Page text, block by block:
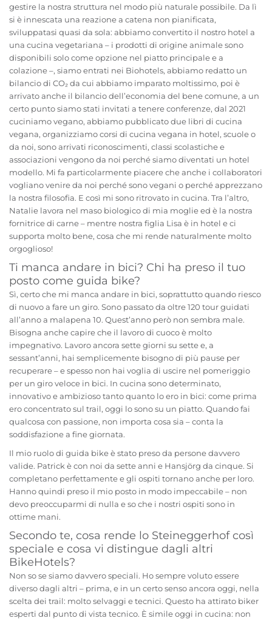
gestire la nostra struttura nel modo più naturale possibile. Da lì
si è innescata una reazione a catena non pianificata,
sviluppatasi quasi da sola: abbiamo convertito il nostro hotel a
una cucina vegetariana – i prodotti di origine animale sono
disponibili solo come opzione nel piatto principale e a
colazione –, siamo entrati nei Biohotels, abbiamo redatto un
bilancio di CO₂ da cui abbiamo imparato moltissimo, poi è
arrivato anche il bilancio dell’economia del bene comune, a un
certo punto siamo stati invitati a tenere conferenze, dal 2021
cuciniamo vegano, abbiamo pubblicato due libri di cucina
vegana, organizziamo corsi di cucina vegana in hotel, scuole o
da noi, sono arrivati riconoscimenti, classi scolastiche e
associazioni vengono da noi perché siamo diventati un hotel
modello. Mi fa particolarmente piacere che anche i collaboratori
vogliano venire da noi perché sono vegani o perché apprezzano
la nostra filosofia. E così mi sono ritrovato in cucina. Tra l’altro,
Natalie lavora nel maso biologico di mia moglie ed è la nostra
fornitrice di carne – mentre nostra figlia Lisa è in hotel e ci
supporta molto bene, cosa che mi rende naturalmente molto
orgoglioso!
Ti manca andare in bici? Chi ha preso il tuo
posto come guida bike?
Sì, certo che mi manca andare in bici, soprattutto quando riesco
di nuovo a fare un giro. Sono passato da oltre 120 tour guidati
all’anno a malapena 10. Quest’anno però non sembra male.
Bisogna anche capire che il lavoro di cuoco è molto
impegnativo. Lavoro ancora sette giorni su sette e, a
sessant’anni, hai semplicemente bisogno di più pause per
recuperare – e spesso non hai voglia di uscire nel pomeriggio
per un giro veloce in bici. In cucina sono determinato,
innovativo e ambizioso tanto quanto lo ero in bici: come prima
ero concentrato sul trail, oggi lo sono su un piatto. Quando fai
qualcosa con passione, non importa cosa sia – conta la
soddisfazione a fine giornata.
Il mio ruolo di guida bike è stato preso da persone davvero
valide. Patrick è con noi da sette anni e Hansjörg da cinque. Si
completano perfettamente e gli ospiti tornano anche per loro.
Hanno quindi preso il mio posto in modo impeccabile – non
devo preoccuparmi di nulla e so che i nostri ospiti sono in
ottime mani.
Secondo te, cosa rende lo Steineggerhof così
speciale e cosa vi distingue dagli altri
BikeHotels?
Non so se siamo davvero speciali. Ho sempre voluto essere
diverso dagli altri – prima, e in un certo senso ancora oggi, nella
scelta dei trail: molto selvaggi e tecnici. Questo ha attirato biker
esperti dal punto di vista tecnico. È simile oggi in cucina: non